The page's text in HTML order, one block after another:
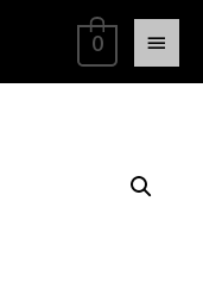
0